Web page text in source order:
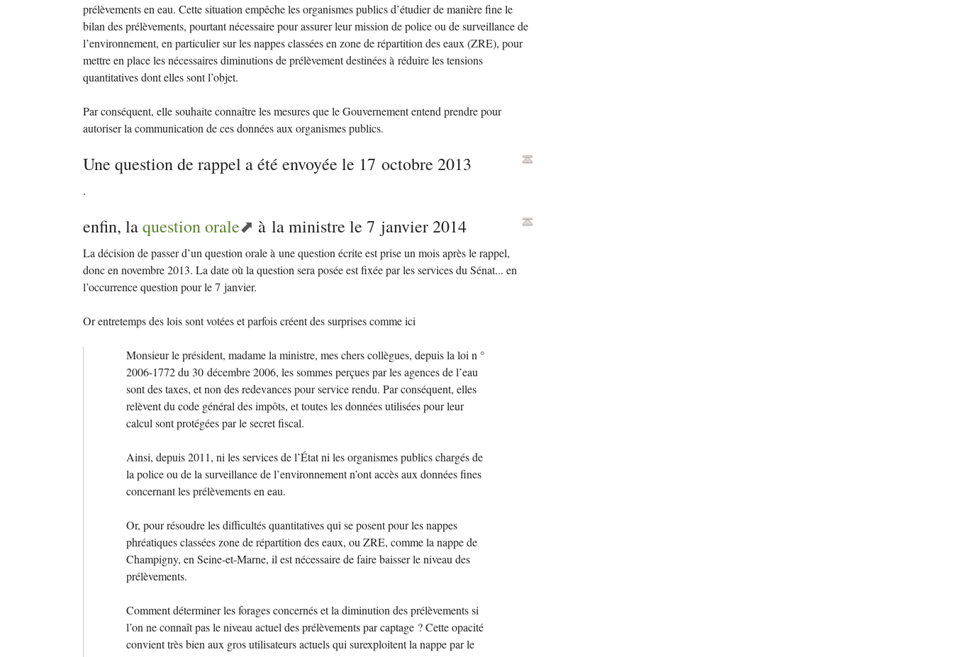
prélèvements en eau. Cette situation empêche les organismes publics d’étudier de manière fine le
bilan des prélèvements, pourtant nécessaire pour assurer leur mission de police ou de surveillance de
l’environnement, en particulier sur les nappes classées en zone de répartition des eaux (ZRE), pour
mettre en place les nécessaires diminutions de prélèvement destinées à réduire les tensions
quantitatives dont elles sont l’objet.
Par conséquent, elle souhaite connaître les mesures que le Gouvernement entend prendre pour
autoriser la communication de ces données aux organismes publics.
Une question de rappel a été envoyée le 17 octobre 2013
.
enfin, laquestion orale à la ministre le 7 janvier 2014
La décision de passer d’un question orale à une question écrite est prise un mois après le rappel,
donc en novembre 2013. La date où la question sera posée est fixée par les services du Sénat... en
l’occurrence question pour le 7 janvier.
Or entretemps des lois sont votées et parfois créent des surprises comme ici
Monsieur le président, madame la ministre, mes chers collègues, depuis la loi n °
2006-1772 du 30 décembre 2006, les sommes perçues par les agences de l’eau
sont des taxes, et non des redevances pour service rendu. Par conséquent, elles
relèvent du code général des impôts, et toutes les données utilisées pour leur
calcul sont protégées par le secret fiscal.
Ainsi, depuis 2011, ni les services de l’État ni les organismes publics chargés de
la police ou de la surveillance de l’environnement n’ont accès aux données fines
concernant les prélèvements en eau.
Or, pour résoudre les difficultés quantitatives qui se posent pour les nappes
phréatiques classées zone de répartition des eaux, ou ZRE, comme la nappe de
Champigny, en Seine-et-Marne, il est nécessaire de faire baisser le niveau des
prélèvements.
Comment déterminer les forages concernés et la diminution des prélèvements si
l’on ne connaît pas le niveau actuel des prélèvements par captage ? Cette opacité
convient très bien aux gros utilisateurs actuels qui surexploitent la nappe par le